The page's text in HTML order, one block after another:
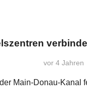
vor 4 Jahren
Main-Donau-